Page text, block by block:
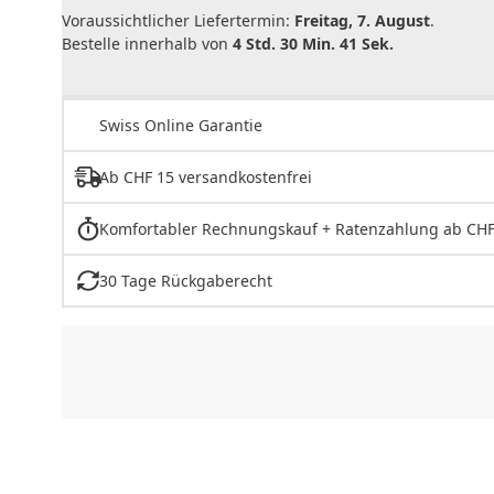
Voraussichtlicher Liefertermin: Freitag, 7. August.
Bestelle innerhalb von 4 Std. 30 Min. 41 Sek.
Swiss Online Garantie
Ab CHF 15 versandkostenfrei
Komfortabler Rechnungskauf + Ratenzahlung ab
30 Tage Rückgaberecht